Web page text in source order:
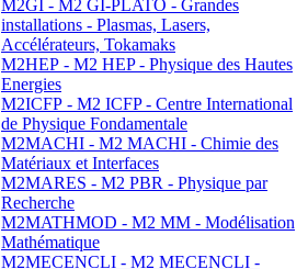
M2GI - M2 GI-PLATO - Grandes
installations - Plasmas, Lasers,
Accélérateurs, Tokamaks
M2HEP - M2 HEP - Physique des Hautes
Energies
M2ICFP - M2 ICFP - Centre International
de Physique Fondamentale
M2MACHI - M2 MACHI - Chimie des
Matériaux et Interfaces
M2MARES - M2 PBR - Physique par
Recherche
M2MATHMOD - M2 MM - Modélisation
Mathématique
M2MECENCLI - M2 MECENCLI -